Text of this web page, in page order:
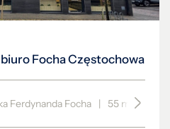
Focha Częstochowa
Ferdynanda Focha | 55 m²